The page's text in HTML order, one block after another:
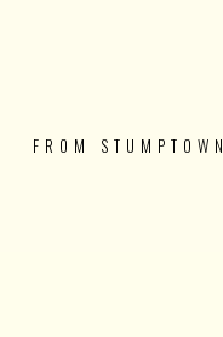
FROM STUMPTOWN